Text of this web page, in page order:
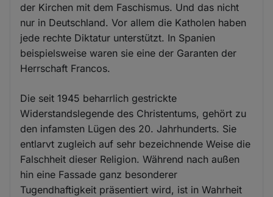
der Kirchen mit dem Faschismus. Und das nicht
nur in Deutschland. Vor allem die Katholen haben
jede rechte Diktatur unterstützt. In Spanien
beispielsweise waren sie eine der Garanten der
Herrschaft Francos.
Die seit 1945 beharrlich gestrickte
Widerstandslegende des Christentums, gehört zu
den infamsten Lügen des 20. Jahrhunderts. Sie
entlarvt zugleich auf sehr bezeichnende Weise die
Falschheit dieser Religion. Während nach außen
hin eine Fassade ganz besonderer
Tugendhaftigkeit präsentiert wird, ist in Wahrheit